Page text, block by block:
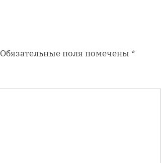
и
Обязательные поля помечены *